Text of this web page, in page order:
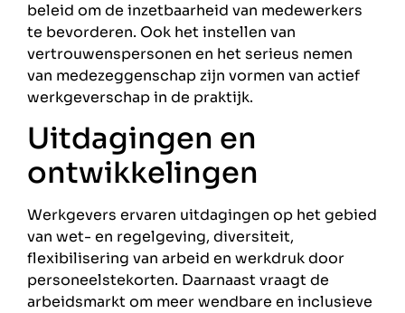
beleid om de inzetbaarheid van medewerkers
te bevorderen. Ook het instellen van
vertrouwenspersonen en het serieus nemen
van medezeggenschap zijn vormen van actief
werkgeverschap in de praktijk.
Uitdagingen en
ontwikkelingen
Werkgevers ervaren uitdagingen op het gebied
van wet- en regelgeving, diversiteit,
flexibilisering van arbeid en werkdruk door
personeelstekorten. Daarnaast vraagt de
arbeidsmarkt om meer wendbare en inclusieve